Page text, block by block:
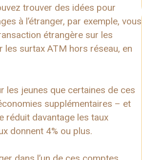
trouver des idées pour
à l’étranger, par exemple, vous
étrangère sur les
surtax ATM hors réseau, en
les jeunes que certaines de ces
supplémentaires – et
réduit davantage les taux
donnent 4% ou plus.